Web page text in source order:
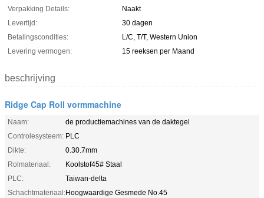
Verpakking Details:
Naakt
Levertijd:
30 dagen
Betalingscondities:
L/C, T/T, Western Union
Levering vermogen:
15 reeksen per Maand
beschrijving
Ridge Cap Roll vormmachine
Naam:
de productiemachines van de daktegel
Controlesysteem: PLC
Dikte:
0.30.7mm
Rolmateriaal:
Koolstof45# Staal
PLC:
Taiwan-delta
Schachtmateriaal:Hoogwaardige Gesmede No.45